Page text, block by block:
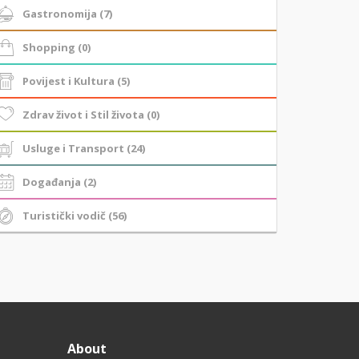
Gastronomija (7)
Shopping (0)
Povijest i Kultura (5)
Zdrav život i Stil života (0)
Usluge i Transport (24)
Događanja (2)
Turistički vodič (56)
About